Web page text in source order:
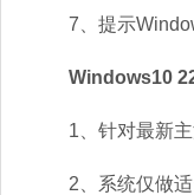
7、提示
Windows10
1、针对最新主
2、系统仅做适